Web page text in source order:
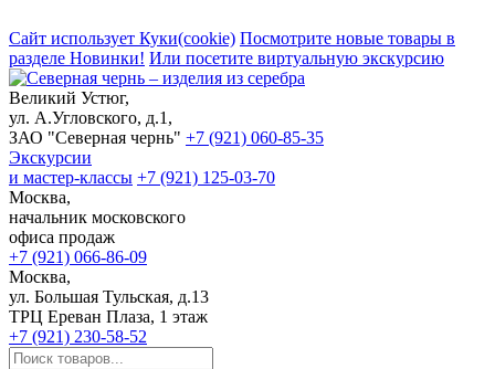
Сайт использует Куки(cookie) Посмотрите новые товары в
разделе Новинки! Или посетите виртуальную экскурсию
Великий Устюг,
ул. А.Угловского, д.1,
ЗАО "Северная чернь" +7 (921) 060-85-35
Экскурсии
и мастер-классы +7 (921) 125-03-70
Москва,
начальник московского
офиса продаж
+7 (921) 066-86-09
Москва,
ул. Большая Тульская, д.13
ТРЦ Ереван Плаза, 1 этаж
+7 (921) 230-58-52